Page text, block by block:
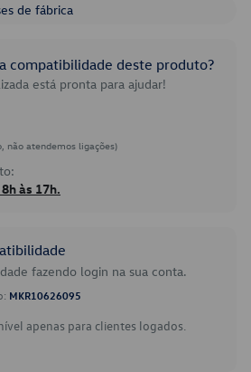
de fábrica
compatibilidade deste produto?
está pronta para ajudar!
não atendemos ligações)
às 17h.
fazendo login na sua conta.
MKR10626095
apenas para clientes logados.